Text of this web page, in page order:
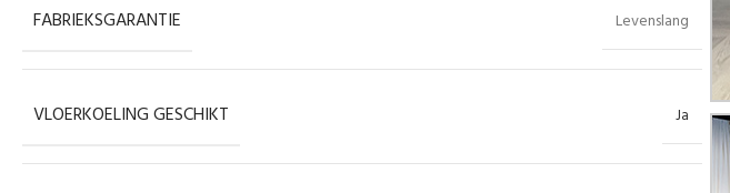
FABRIEKSGARANTIE Levenslang
VLOERKOELING GESCHIKT Ja